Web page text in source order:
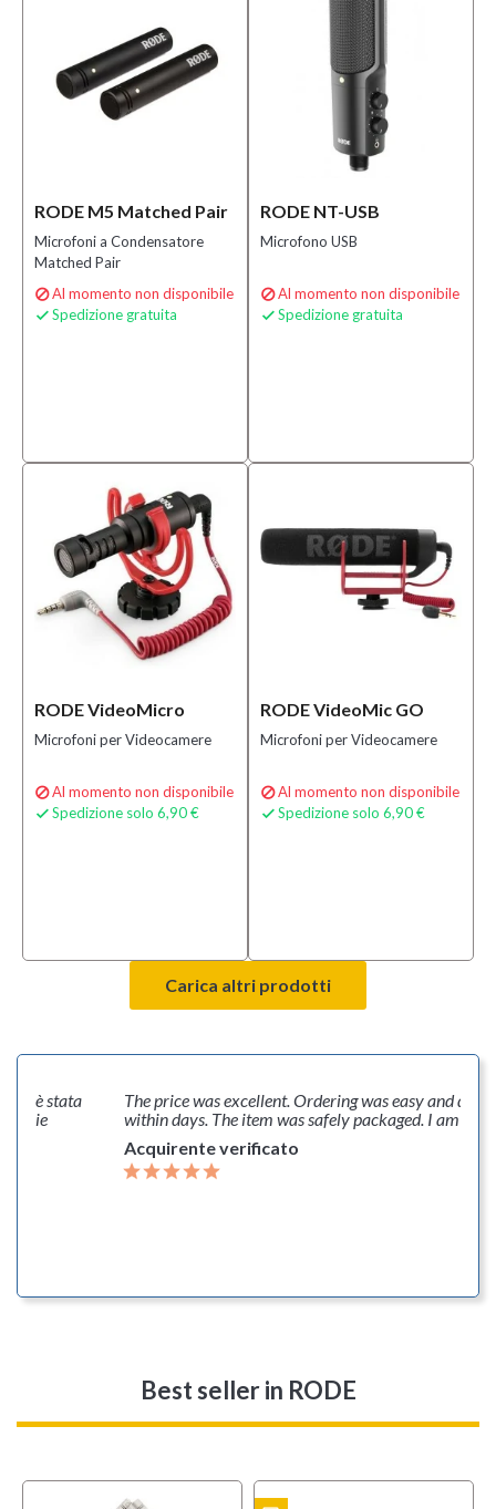
RODE M5 Matched Pair
Microfoni a Condensatore
Matched Pair
Al momento non disponibile
 Spedizione gratuita
RODE NT-USB
Microfono USB
Al momento non disponibile
 Spedizione gratuita
RODE VideoMicro
Microfoni per Videocamere
Al momento non disponibile
 Spedizione solo 6,90 €
RODE VideoMic GO
Microfoni per Videocamere
Al momento non disponibile
 Spedizione solo 6,90 €
Carica altri prodotti
è stata
le mie
The price was excellent. Ordering was easy and
within days. The item was safely packaged. I am
Acquirente verificato
Best sellerin RODE